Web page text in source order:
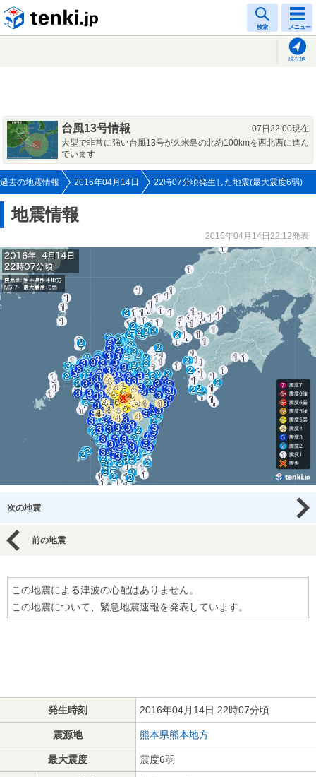
検索 メニュー
現在地
台風13号情報
07日22:00現在
大型で非常に強い台風13号が久米島の北約100kmを西北西に進ん
でいます
過去の地震情報 2016年04月14日 22時07分頃発生した地震(最大震度6弱)
地震情報
2016年04月14日22:12発表
次の地震
前の地震
この地震による津波の心配はありません。
この地震について、緊急地震速報を発表しています。
発生時刻 2016年04月14日 22時07分頃
震源地 熊本県熊本地方
最大震度 震度6弱